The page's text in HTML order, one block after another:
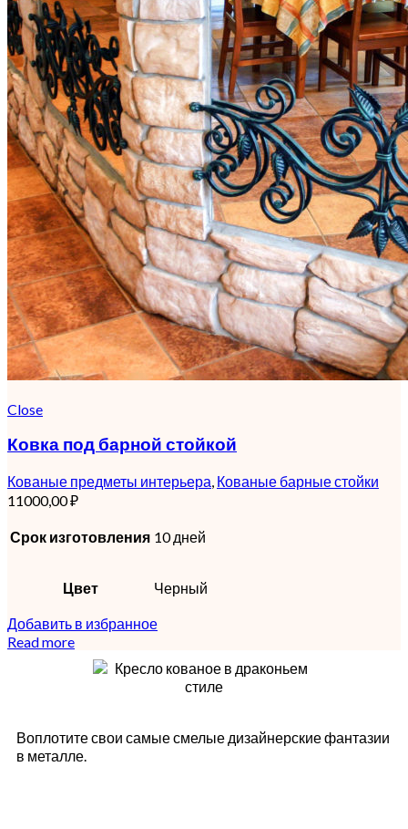
Close
Ковка под барной стойкой
Кованые предметы интерьера, Кованые барные стойки
11000,00₽
Срок изготовления 10 дней
Цвет Черный
Добавить в избранное
Read more
Воплотите свои самые смелые дизайнерские фантазии
в металле.